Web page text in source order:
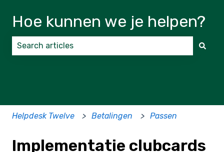
Hoe kunnen we je helpen?
Helpdesk Twelve Betalingen Passen
Implementatie clubcards